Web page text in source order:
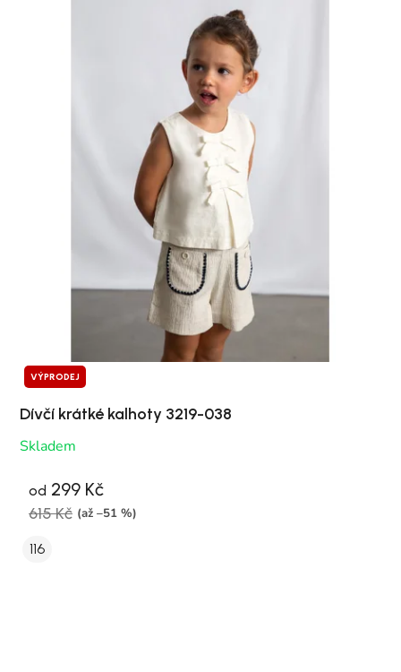
VÝPRODEJ
Dívčí krátké kalhoty 3219-038
Skladem
od 299 Kč
615 Kč (až –51 %)
116